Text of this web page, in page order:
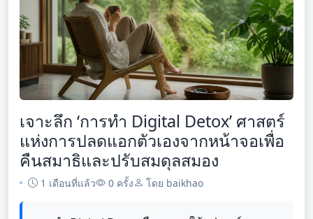
เจาะลึก ‘การทำ Digital Detox’ ศาสตร์
แห่งการปลดแอกตัวเองจากหน้าจอเพื่อ
คืนสมาธิและปรับสมดุลสมอง
1 เดือนที่แล้ว 0 ครั้ง โดย baikhao